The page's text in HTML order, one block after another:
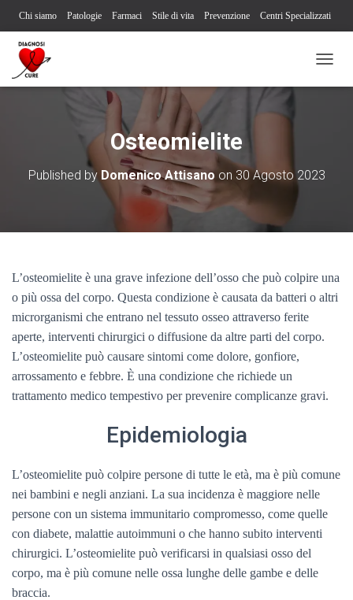
Chi siamo Patologie Farmaci Stile di vita Prevenzione Centri Specializzati
Associazioni Pazienti
A
I
T
G
L
Osteomielite
Published by Domenico Attisano on 30 Agosto 2023
L’osteomielite è una grave infezione dell’osso che può colpire una
o più ossa del corpo. Questa condizione è causata da batteri o altri
microrganismi che entrano nel tessuto osseo attraverso ferite
aperte, interventi chirurgici o diffusione da altre parti del corpo.
L’osteomielite può causare sintomi come dolore, gonfiore,
arrossamento e febbre. È una condizione che richiede un
trattamento medico tempestivo per prevenire complicanze gravi.
Epidemiologia
L’osteomielite può colpire persone di tutte le età, ma è più comune
nei bambini e negli anziani. La sua incidenza è maggiore nelle
persone con un sistema immunitario compromesso, come quelle
con diabete, malattie autoimmuni o che hanno subito interventi
chirurgici. L’osteomielite può verificarsi in qualsiasi osso del
corpo, ma è più comune nelle ossa lunghe delle gambe e delle
braccia.